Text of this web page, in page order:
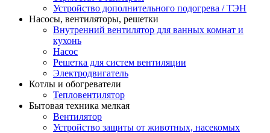
Устройство дополнительного подогрева / ТЭН
Насосы, вентиляторы, решетки
Внутренний вентилятор для ванных комнат и
кухонь
Насос
Решетка для систем вентиляции
Электродвигатель
Котлы и обогреватели
Тепловентилятор
Бытовая техника мелкая
Вентилятор
Устройство защиты от животных, насекомых